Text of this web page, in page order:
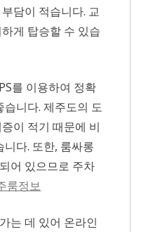
담이 적습니다. 교
게 탑승할 수 있습
를 이용하여 정확
니다. 제주도의 도
이 적기 때문에 비
다. 또한, 룸싸롱
어 있으므로 주차
룸정보
는 데 있어 온라인